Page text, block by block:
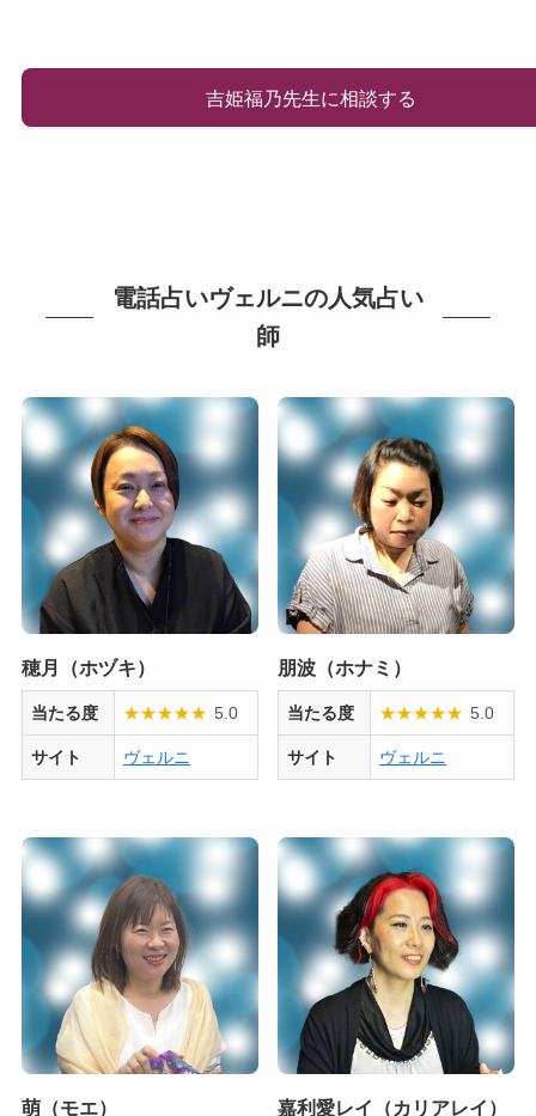
吉姫福乃先生に相談する
電話占いヴェルニの人気占い
師
穂月（ホヅキ）
当たる度 ★★★★★ 5.0
サイト ヴェルニ
朋波（ホナミ）
当たる度 ★★★★★ 5.0
サイト ヴェルニ
萌（モエ） 嘉利愛レイ（カリアレイ）